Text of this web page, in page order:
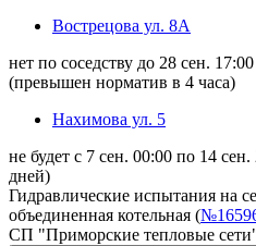
Вострецова ул. 8А
нет по соседству до 28 сен. 17:00
(превышен норматив в 4 часа)
Нахимова ул. 5
не будет с 7 сен. 00:00 по 14 сен.
дней)
Гидравлические испытания на
объединенная котельная (
СП "Приморские тепловые